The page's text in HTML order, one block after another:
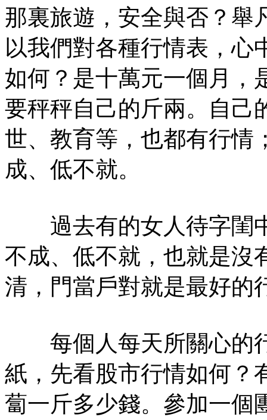
那裏旅遊，安全與否？舉
以我們對各種行情表，心
如何？是十萬元一個月，
要秤秤自己的斤兩。自己
世、教育等，也都有行情
成、低不就。
過去有的女人待字閨
不成、低不就，也就是沒
清，門當戶對就是最好的
每個人每天所關心的
紙，先看股市行情如何？
蔔一斤多少錢。參加一個